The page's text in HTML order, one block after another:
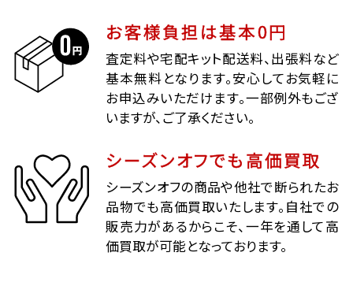
お客様負担は基本0円
査定料や宅配キット配送料、出張料など
基本無料となります。安心してお気軽に
お申込みいただけます。一部例外もござ
いますが、ご了承ください。
シーズンオフでも高価買取
シーズンオフの商品や他社で断られたお
品物でも高価買取いたします。自社での
販売力があるからこそ、一年を通して高
価買取が可能となっております。